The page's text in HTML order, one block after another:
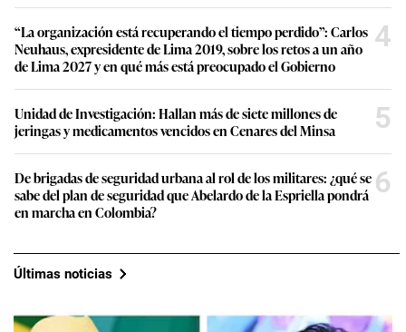
“La organización está recuperando el tiempo perdido”: Carlos
Neuhaus, expresidente de Lima 2019, sobre los retos a un año
de Lima 2027 y en qué más está preocupado el Gobierno
4
Unidad de Investigación: Hallan más de siete millones de
jeringas y medicamentos vencidos en Cenares del Minsa
5
De brigadas de seguridad urbana al rol de los militares: ¿qué se
sabe del plan de seguridad que Abelardo de la Espriella pondrá
en marcha en Colombia?
6
Últimas noticias